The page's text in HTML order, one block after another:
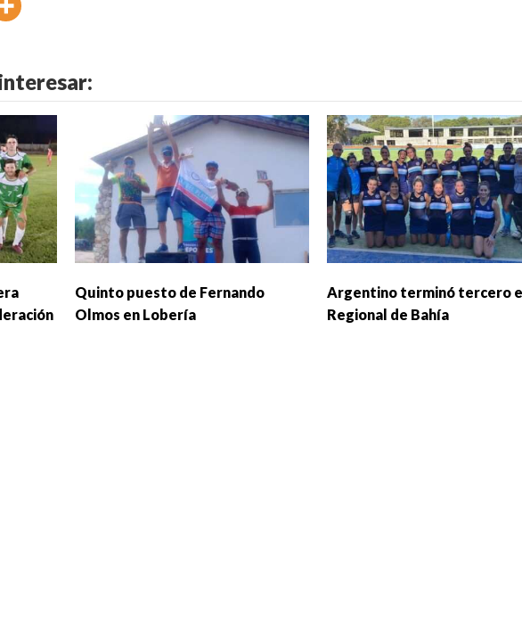
Quinto puesto de Fernando
Olmos en Lobería
Argentino terminó tercero
Regional de Bahía